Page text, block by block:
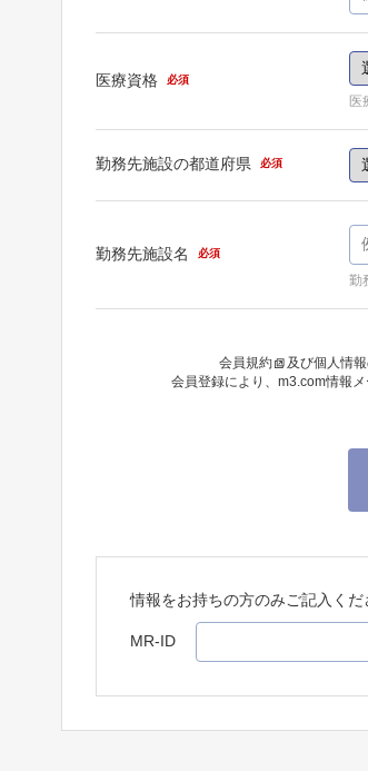
医療資格 必須
医
勤務先施設の都道府県 必須
勤務先施設名 必須
勤
会員規約 及び個人情
会員登録により、 m3.com情報
情報をお持ちの方のみご記入くだ
MR-ID